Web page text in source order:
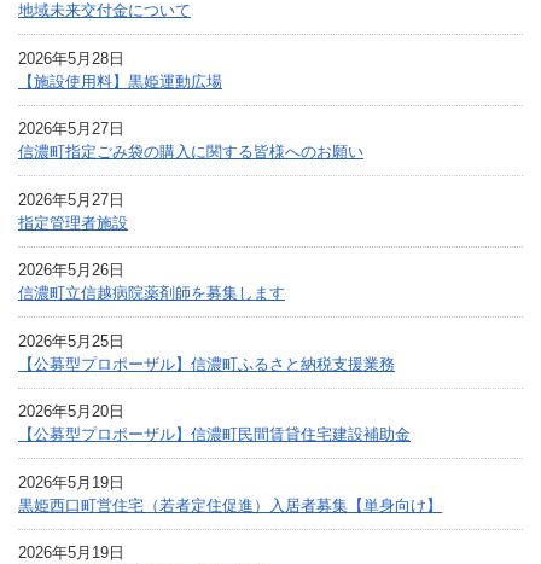
地域未来交付⾦について
2026年5月28日
【施設使用料】黒姫運動広場
2026年5月27日
信濃町指定ごみ袋の購入に関する皆様へのお願い
2026年5月27日
指定管理者施設
2026年5月26日
信濃町立信越病院薬剤師を募集します
2026年5月25日
【公募型プロポーザル】信濃町ふるさと納税支援業務
2026年5月20日
【公募型プロポーザル】信濃町民間賃貸住宅建設補助金
2026年5月19日
黒姫西口町営住宅（若者定住促進）入居者募集【単身向け】
2026年5月19日